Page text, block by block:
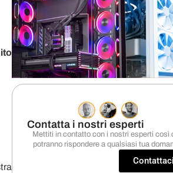
Contatta i nostri esperti
Mettiti in contatto con i nostri esperti così
potranno rispondere a qualsiasi tua
Contattaci